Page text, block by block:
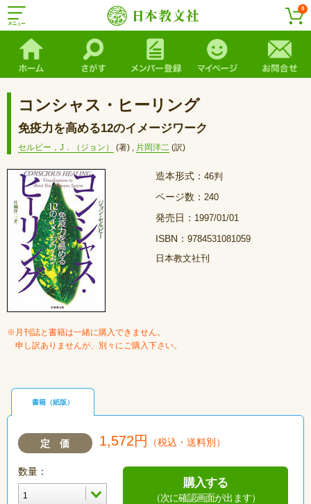
0
コンシャス・ヒーリング
免疫力を高める12のイメージワーク
セルビー，J．（ジョン） (著) , 片岡洋二 (訳)
造本形式： 46判
ページ数： 240
発売日： 1997/01/01
ISBN： 9784531081059
日本教文社刊
※月刊誌と書籍は一緒に購入できません。
申し訳ありませんが、別々にご購入下さい。
書籍（紙版）
定 価 1,572円 （税込・送料別）
数量：
購入する
（次に確認画面が出ます）